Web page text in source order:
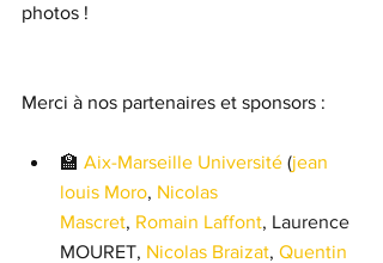
photos !
Merci à nos partenaires et sponsors :
🏫 Aix-Marseille Université (jean
louis Moro, Nicolas
Mascret, Romain Laffont, Laurence
MOURET, Nicolas Braizat, Quentin